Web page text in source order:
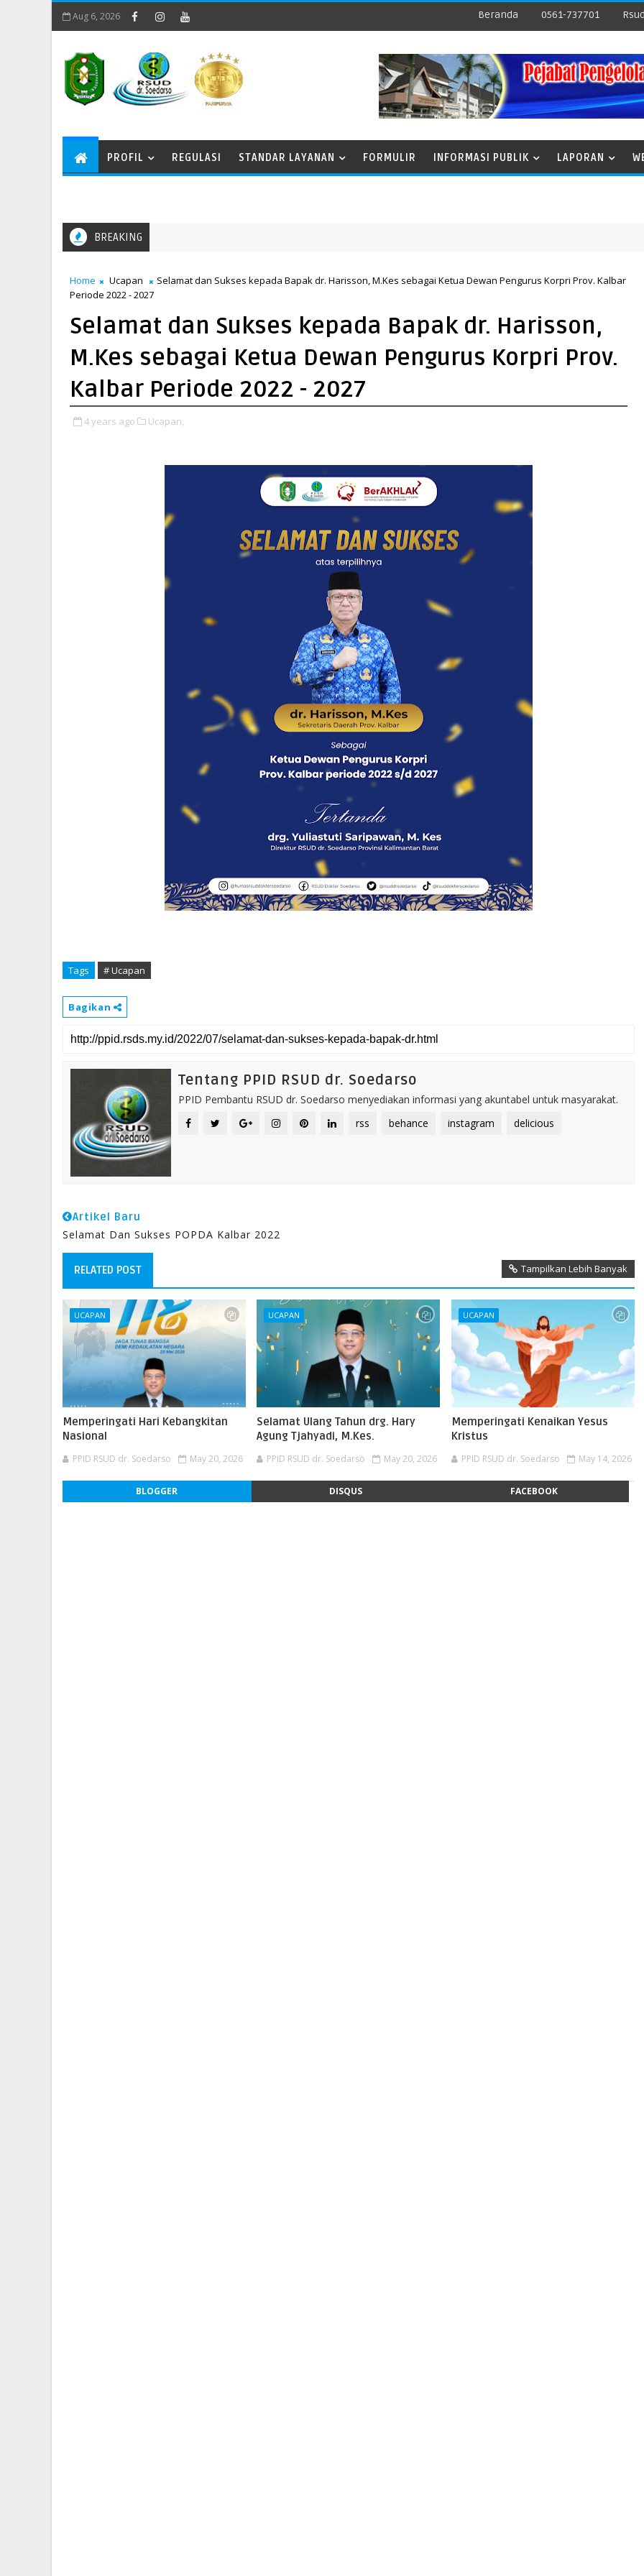
Aug 6, 2026 Beranda 0561-737701
PROFIL REGULASI STANDAR LAYANAN FORMULIR INFORMASI PUBLIK LAPORAN
BREAKING
Home Ucapan
Selamat dan Sukses kepada Bapak dr. Harisson, M.Kes sebagai Ketua Dewan Pengurus Korpri Prov. Kalbar
Periode 2022 - 2027
Selamat dan Sukses kepada Bapak dr. Harisson,
M.Kes sebagai Ketua Dewan Pengurus Korpri Prov.
Kalbar Periode 2022 - 2027
4 years ago Ucapan,
Tags # Ucapan
Bagikan
Tentang PPID RSUD dr. Soedarso
PPID Pembantu RSUD dr. Soedarso menyediakan informasi yang akuntabel untuk masyarakat.
rss
behance instagram delicious
Artikel Baru
Selamat Dan Sukses POPDA Kalbar 2022
RELATED POST Tampilkan Lebih Banyak
UCAPAN
Memperingati Hari Kebangkitan
Nasional
PPID RSUD dr. Soedarso May 20, 2026
UCAPAN
Selamat Ulang Tahun drg. Hary
Agung Tjahyadi, M.Kes.
PPID RSUD dr. Soedarso May 20, 2026
UCAPAN
Memperingati Kenaikan Yesus
Kristus
PPID RSUD dr. Soedarso May 14, 2026
BLOGGER DISQUS FACEBOOK